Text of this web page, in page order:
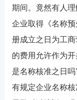
期间。竟然有人
企业取得《名称
册成立之日为工
的费用允许作为
是名称核准之日
有规定企业名称